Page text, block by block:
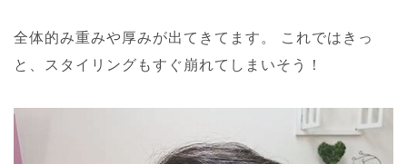
全体的み重みや厚みが出てきてます。
これではきっ
と、スタイリングもすぐ崩れてしまいそう！